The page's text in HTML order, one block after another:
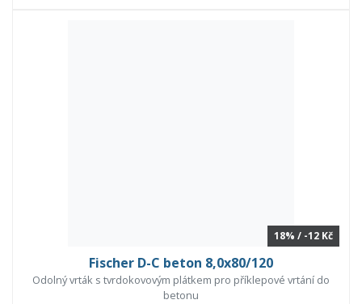
18% / -12 Kč
Fischer D-C beton 8,0x80/120
Odolný vrták s tvrdokovovým plátkem pro příklepové vrtání do
betonu